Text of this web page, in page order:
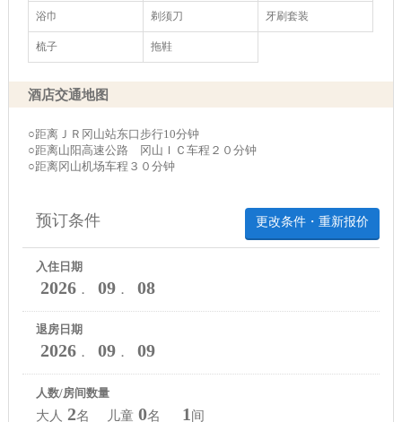
浴巾 剃须刀 牙刷套装
梳子 拖鞋
酒店交通地图
○距离ＪＲ冈山站东口步行10分钟
○距离山阳高速公路 冈山ＩＣ车程２０分钟
○距离冈山机场车程３０分钟
更改条件・重新报价
预订条件
入住日期
2026． 09． 08
退房日期
2026． 09． 09
人数/房间数量
大人 2名 儿童 0名 1 间